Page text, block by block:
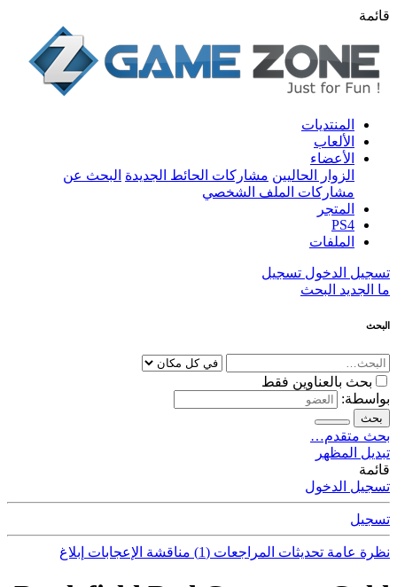
قائمة
المنتديات
الألعاب
الأعضاء
الزوار الحاليين مشاركات الحائط الجديدة البحث عن
مشاركات الملف الشخصي
المتجر
PS4
الملفات
تسجيل الدخول تسجيل
ما الجديد البحث
البحث
بحث بالعناوين فقط
بواسطة:
بحث
بحث متقدم…
تبديل المظهر
قائمة
تسجيل الدخول
تسجيل
نظرة عامة تحديثات المراجعات (1) مناقشة الإعجابات إبلاغ